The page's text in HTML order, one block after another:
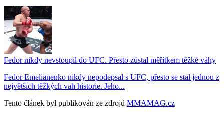
Fedor nikdy nevstoupil do UFC. Přesto zůstal měřítkem těžké váhy
Fedor Emelianenko nikdy nepodepsal s UFC, přesto se stal jednou z
největších těžkých vah historie. Jeho...
Tento článek byl publikován ze zdrojů MMAMAG.cz